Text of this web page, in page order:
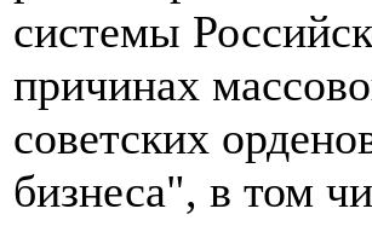
системы
причинах
советских
бизнеса", в том